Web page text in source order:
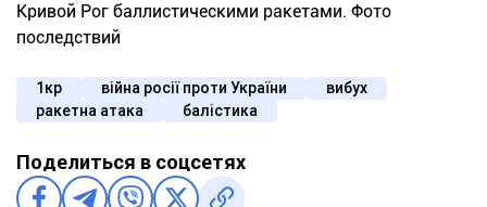
Кривой Рог баллистическими ракетами. Фото
последствий
1кр війна росії проти України
вибух
ракетна атака
балістика
Поделиться в соцсетях